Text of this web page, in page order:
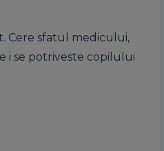
Cere sfatul medicului,
i se potriveste copilului